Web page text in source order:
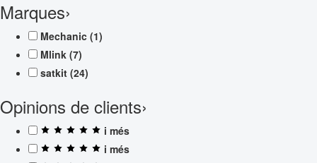
Marques›
Mechanic (1)
Mlink (7)
satkit (24)
Opinions de clients›
i més
i més